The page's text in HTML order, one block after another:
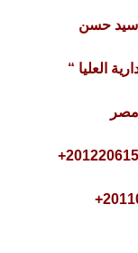
سيد حسن
العليا “